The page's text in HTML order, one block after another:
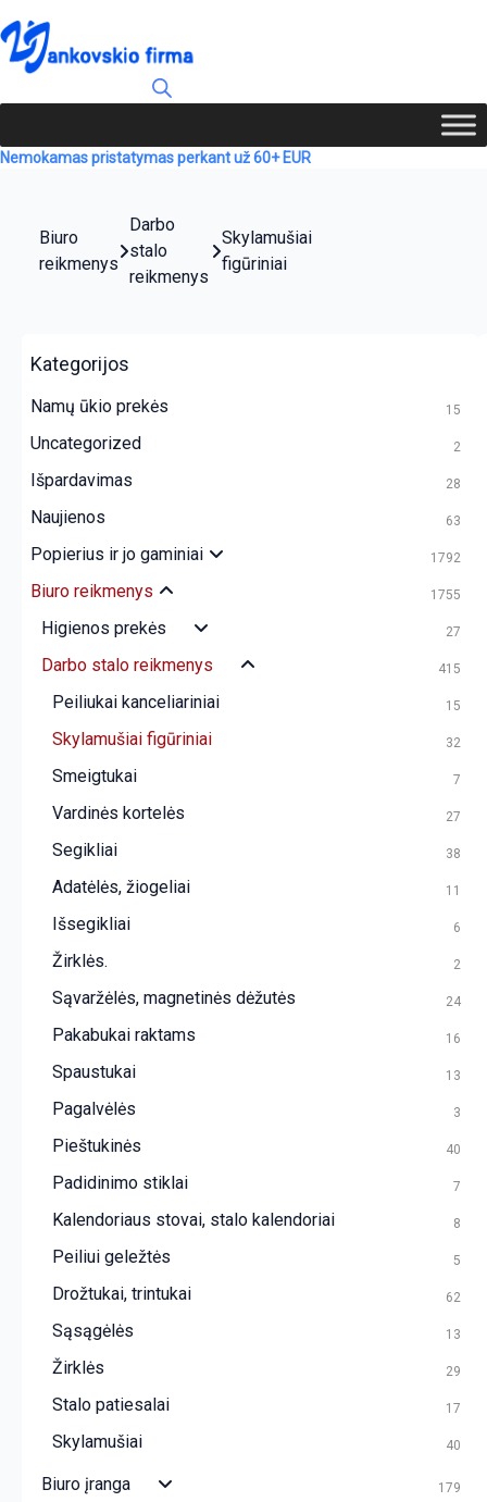
Nemokamas pristatymas perkant už 60+ EUR
Biuro
reikmenys
Darbo
stalo
reikmenys
Skylamušiai
figūriniai
Kategorijos
Namų ūkio prekės 15
Uncategorized 2
Išpardavimas 28
Naujienos 63
Popierius ir jo gaminiai 1792
Biuro reikmenys 1755
Higienos prekės 27
Darbo stalo reikmenys 415
Peiliukai kanceliariniai 15
Skylamušiai figūriniai 32
Smeigtukai 7
Vardinės kortelės 27
Segikliai 38
Adatėlės, žiogeliai 11
Išsegikliai 6
Žirklės. 2
Sąvaržėlės, magnetinės dėžutės 24
Pakabukai raktams 16
Spaustukai 13
Pagalvėlės 3
Pieštukinės 40
Padidinimo stiklai 7
Kalendoriaus stovai, stalo kalendoriai 8
Peiliui geležtės 5
Drožtukai, trintukai 62
Sąsągėlės 13
Žirklės 29
Stalo patiesalai 17
Skylamušiai 40
Biuro įranga 179